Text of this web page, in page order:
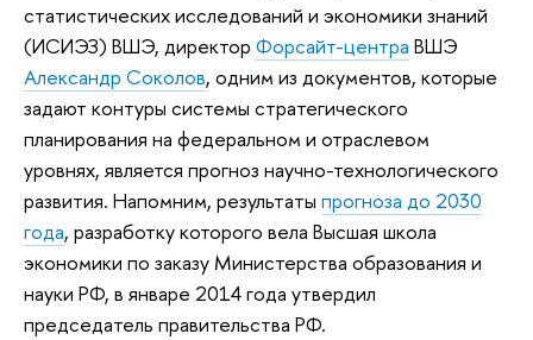
статистических исследований и экономики знаний
(ИСИЭЗ) ВШЭ, директор Форсайт-центра ВШЭ
Александр Соколов, одним из документов, которые
задают контуры системы стратегического
планирования на федеральном и отраслевом
уровнях, является прогноз научно-технологического
развития. Напомним, результаты прогноза до 2030
года, разработку которого вела Высшая школа
экономики по заказу Министерства образования и
науки РФ, в январе 2014 года утвердил
председатель правительства РФ.